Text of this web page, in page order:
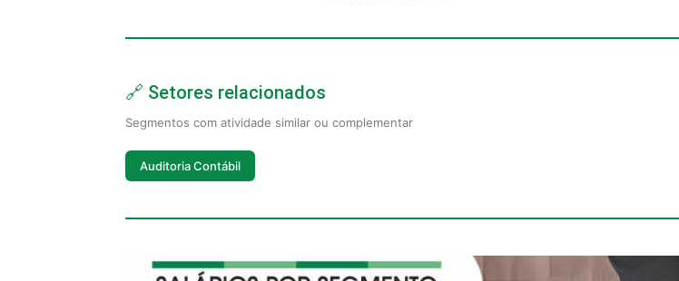
🔗 Setores relacionados
Segmentos com atividade similar ou complementar
Auditoria Contábil